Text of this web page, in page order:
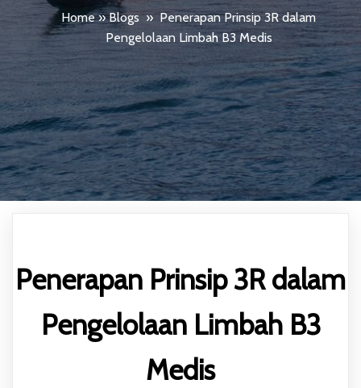
Home»Blogs » Penerapan Prinsip 3R dalam
Pengelolaan Limbah B3 Medis
Penerapan Prinsip 3R dalam
Pengelolaan Limbah B3
Medis